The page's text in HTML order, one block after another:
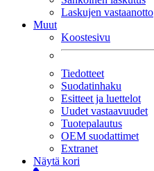
Laskujen vastaanotto
Muut
Koostesivu
Tiedotteet
Suodatinhaku
Esitteet ja luettelot
Uudet vastaavuudet
Tuotepalautus
OEM suodattimet
Extranet
Näytä kori